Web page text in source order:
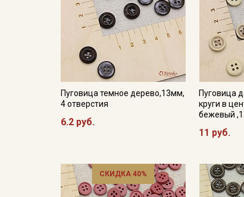
Пуговица темное дерево,13мм,
4 отверстия
6.2 руб.
Пуговица
круги в
бежевый
11 руб.
СКИДКА 40%